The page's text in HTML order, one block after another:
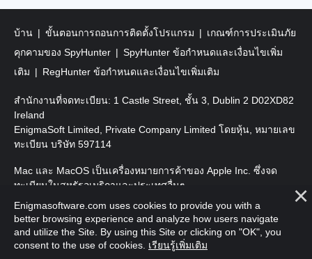
บ้าน ขั้นตอนการถอนการติดตั้งโปรแกรม
เกณฑ์การประเมินภัย
คุกคามของ SpyHunter
SpyHunter ข้อกำหนดและเงื่อนไขเพิ่ม
เติม
RegHunter ข้อกำหนดและเงื่อนไขเพิ่มเติม
สำนักงานที่จดทะเบียน: 1 Castle Street, ชั้น 3, Dublin 2 D02XD82
Ireland
EnigmaSoft Limited, Private Company Limited โดยหุ้น, หมายเลข
ทะเบียน บริษัท 597114
Mac และ MacOS เป็นเครื่องหมายการค้าของ Apple Inc. ซึ่งจด
ทะเบียนในสหรัฐอเมริกาและประเทศอื่นๆ
ลิขสิทธิ์ 2016-2026 EnigmaSoft Ltd. สงวนลิขสิทธิ์
Enigmasoftware.com uses cookies to provide you with a
better browsing experience and analyze how users navigate
and utilize the Site. By using this Site or clicking on "OK", you
consent to the use of cookies. เรียนรู้เพิ่มเติม